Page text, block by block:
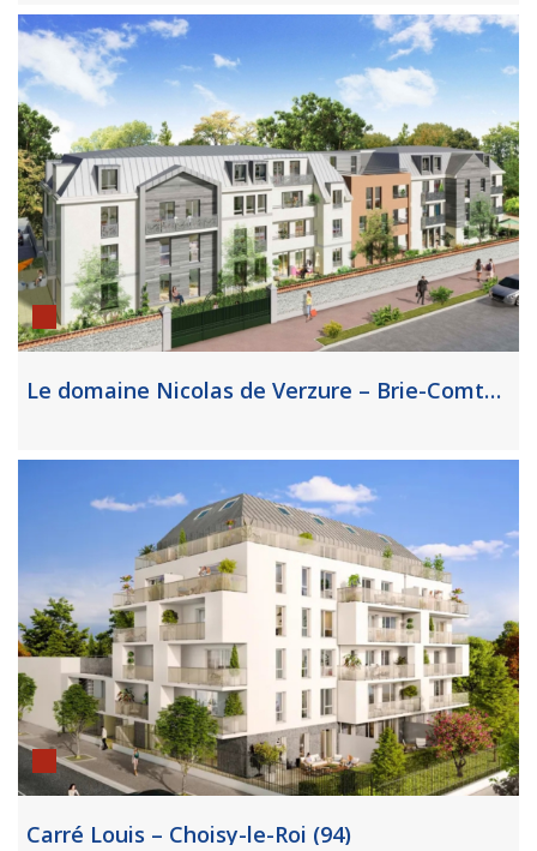
Le domaine Nicolas de Verzure – Brie-Comte-Robert
Carré Louis – Choisy-le-Roi (94)